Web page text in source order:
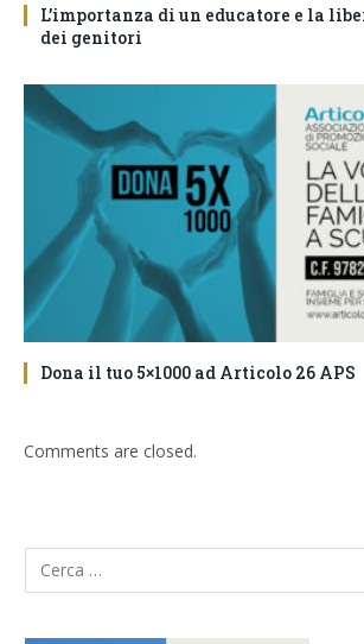
L’importanza di un educatore e la
dei genitori
Dona il tuo 5×1000 ad Articolo 26 APS
Comments are closed.